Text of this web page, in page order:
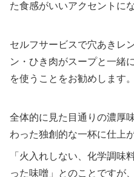
た食感がいいアクセントに
セルフサービスで穴あきレ
ン・ひき肉がスープと一緒
を使うことをお勧めします。
全体的に見た目通りの濃厚
わった独創的な一杯に仕上
「火入れしない、化学調味
った味噌」とのことですが